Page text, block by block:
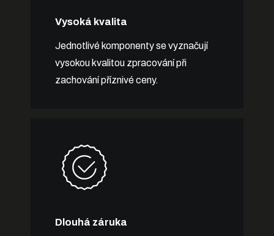
Vysoká kvalita
Jednotlivé komponenty se vyznačují
vysokou kvalitou zpracování při
zachování příznivé ceny.
Dlouhá záruka